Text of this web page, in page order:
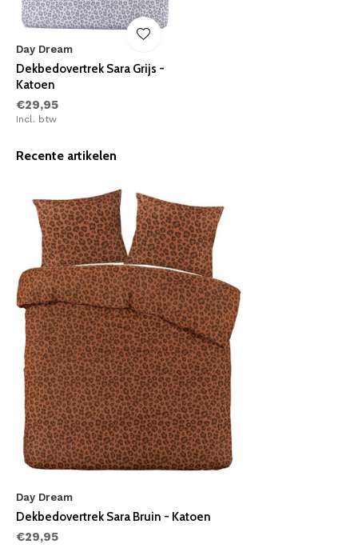
Day Dream
Dekbedovertrek Sara Grijs -
Katoen
€29,95
Incl. btw
Recente artikelen
Day Dream
Dekbedovertrek Sara Bruin - Katoen
€29,95